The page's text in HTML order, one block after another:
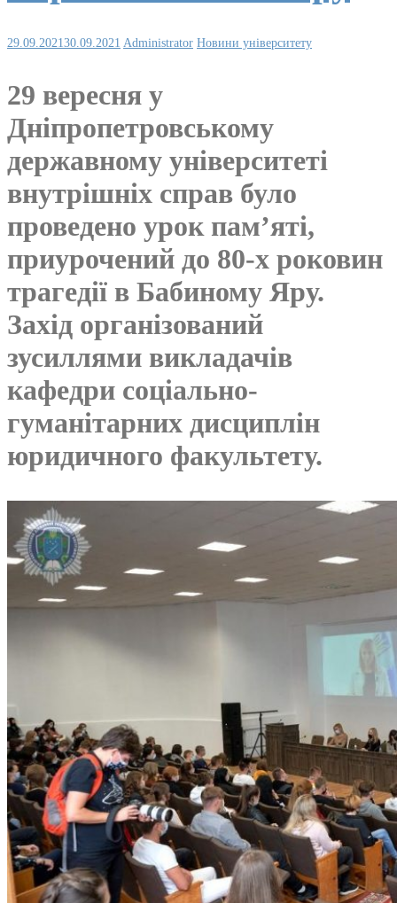
29.09.202130.09.2021 Administrator Новини університету
29 вересня у
Дніпропетровському
державному університеті
внутрішніх справ було
проведено урок пам’яті,
приурочений до 80-х роковин
трагедії в Бабиному Яру.
Захід організований
зусиллями викладачів
кафедри соціально-
гуманітарних дисциплін
юридичного факультету.